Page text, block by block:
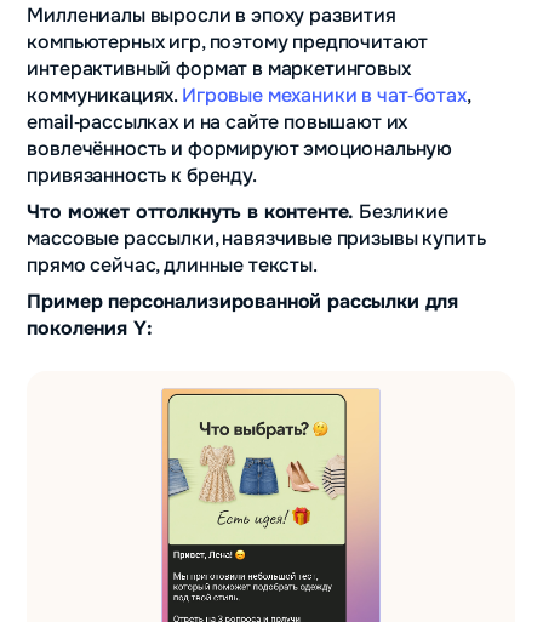
Миллениалы выросли в эпоху развития
компьютерных игр, поэтому предпочитают
интерактивный формат в маркетинговых
коммуникациях.Игровые механики в чат‑ботах,
email‑рассылках и на сайте повышают их
вовлечённость и формируют эмоциональную
привязанность к бренду.
Что может оттолкнуть в контенте. Безликие
массовые рассылки, навязчивые призывы купить
прямо сейчас, длинные тексты.
Пример персонализированной рассылки для
поколения Y: